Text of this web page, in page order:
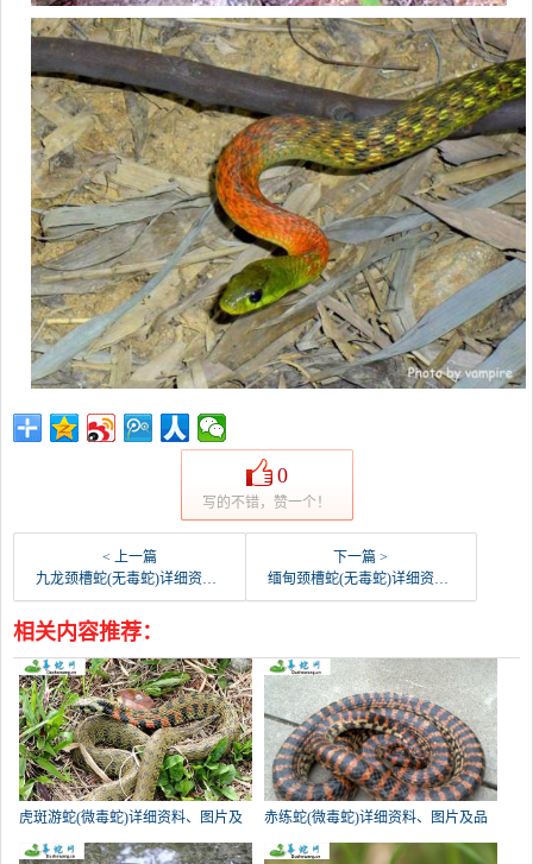
0
写的不错，赞一个！
< 上一篇
九龙颈槽蛇(无毒蛇)详细资料、图片及品种介绍
下一篇 >
缅甸颈槽蛇(无毒蛇)详细资料、图片及品种介绍
相关内容推荐：
虎斑游蛇(微毒蛇)详细资料、图片及 赤练蛇(微毒蛇)详细资料、图片及品